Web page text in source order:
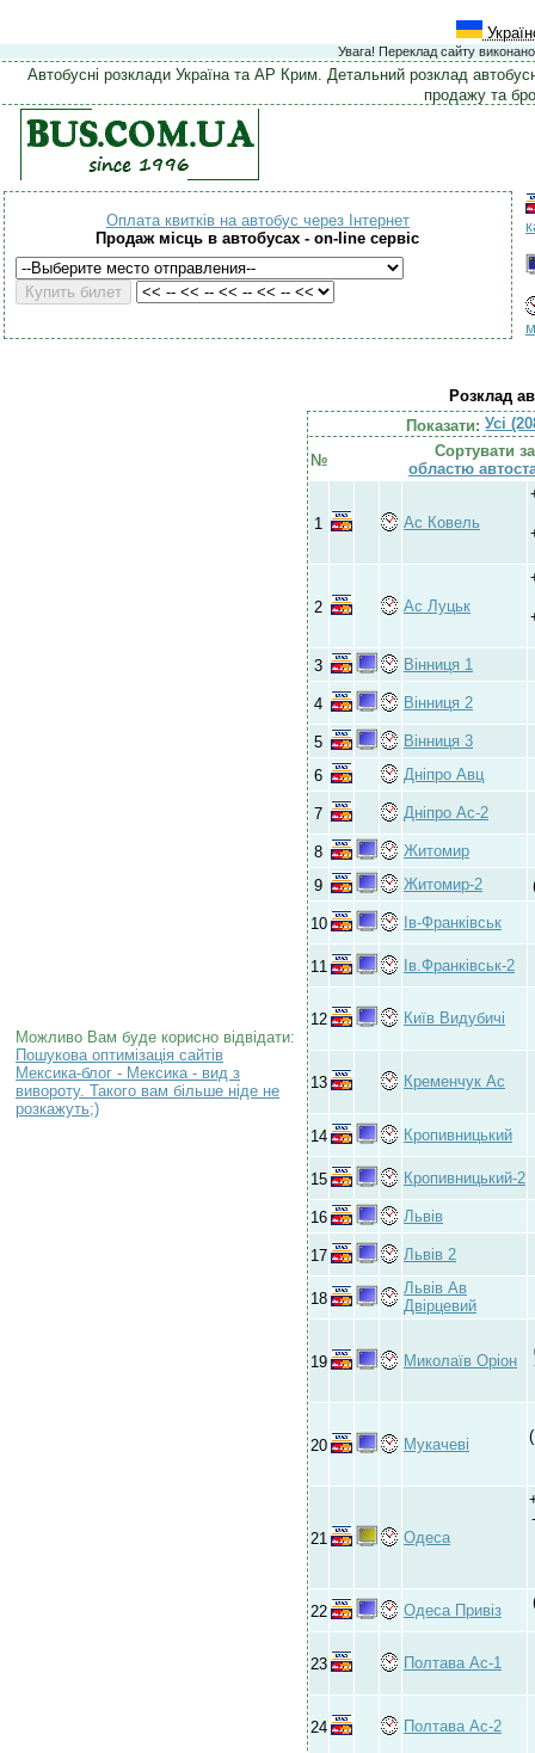
Увага! Переклад сайту
Автобусні розклади Україна та АР Крим. Детальний розклад
продажу та
Оплата квитків на автобус через Інтернет
Продаж місць в автобусах - on-line сервіс
Можливо Вам буде корисно відвідати:
Пошукова оптимізація сайтів
Мексика-блог - Мексика - вид з
вивороту. Такого вам більше ніде не
розкажуть;)
Розклад
Показати:Усі
№
Сортувати
областю
1 Ас Ковель
2 Ас Луцьк
3 Вінниця 1
4 Вінниця 2
5
Вінниця 3
6
Дніпро Авц
7 Дніпро Ас-2
8
Житомир
9
Житомир-2
10 Ів-Франківськ
11 Ів.Франківськ-2
12 Київ Видубичі
13 Кременчук Ас
14 Кропивницький
15 Кропивницький-2
16 Львів
17 Львів 2
18
Львів Ав
Двірцевий
19 Миколаїв Оріон
20 Мукачеві
21 Одеса
22 Одеса Привіз
23 Полтава Ас-1
24 Полтава Ас-2